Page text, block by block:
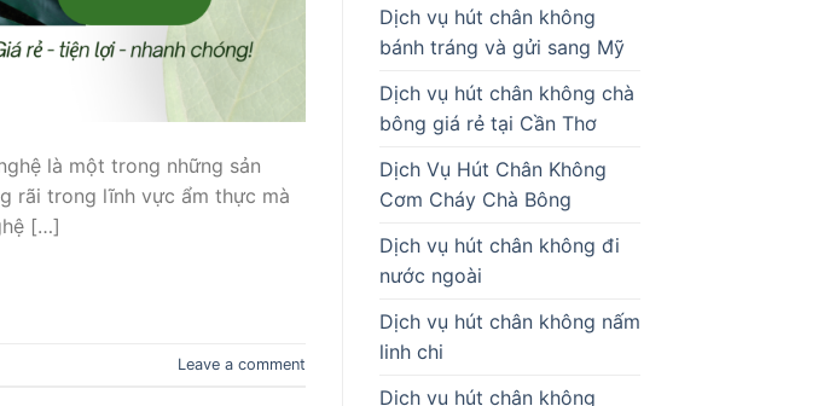
là một trong những sản
rãi trong lĩnh vực ẩm thực mà
[…]
Leave a comment
Dịch vụ hút chân không
bánh tráng và gửi sang Mỹ
Dịch vụ hút chân không chà
bông giá rẻ tại Cần Thơ
Dịch Vụ Hút Chân Không
Cơm Cháy Chà Bông
Dịch vụ hút chân không đi
nước ngoài
Dịch vụ hút chân không nấm
linh chi
Dịch vụ hút chân không